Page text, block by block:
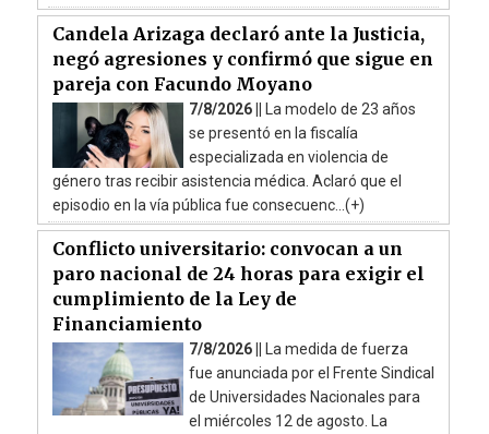
Candela Arizaga declaró ante la Justicia,
negó agresiones y confirmó que sigue en
pareja con Facundo Moyano
7/8/2026 ||
La modelo de 23 años
se presentó en la fiscalía
especializada en violencia de
género tras recibir asistencia médica. Aclaró que el
episodio en la vía pública fue consecuenc...(+)
Conflicto universitario: convocan a un
paro nacional de 24 horas para exigir el
cumplimiento de la Ley de
Financiamiento
7/8/2026 ||
La medida de fuerza
fue anunciada por el Frente Sindical
de Universidades Nacionales para
el miércoles 12 de agosto. La